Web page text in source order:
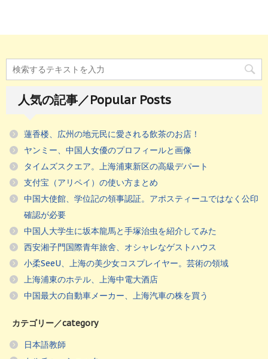
人気の記事／Popular Posts
蓮香楼、広州の地元民に愛される飲茶のお店！
ヤンミー、中国人女優のプロフィールと画像
タイムズスクエア。上海浦東新区の高級デパート
支付宝（アリペイ）の使い方まとめ
中国大使館、学位記の領事認証。アポスティーユではなく公印
確認が必要
中国人大学生に坂本龍馬と手塚治虫を紹介してみた
西安湘子門国際青年旅舍、オシャレなゲストハウス
小柔SeeU、上海の美少女コスプレイヤー。芸術の領域
上海浦東のホテル、上海中電大酒店
中国最大の自動車メーカー、上海汽車の株を買う
カテゴリー／category
日本語教師